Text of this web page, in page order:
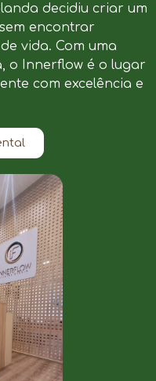
decidiu criar um
encontrar
vida. Com uma
o Innerflow é o lugar
com excelência e